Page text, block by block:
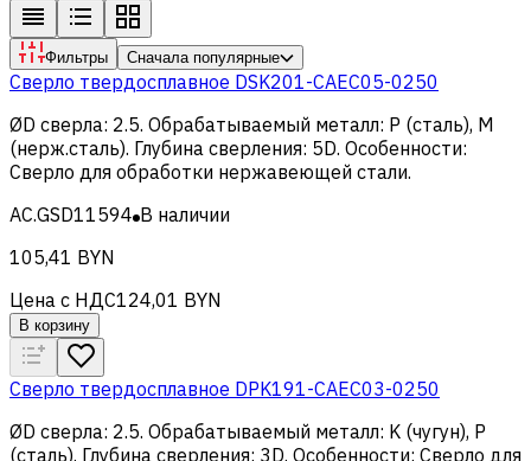
Фильтры Сначала популярные
Сверло твердосплавное DSK201-CAEC05-0250
ØD сверла: 2.5. Обрабатываемый металл: Р (сталь), M
(нерж.сталь). Глубина сверления: 5D. Особенности:
Сверло для обработки нержавеющей стали.
AC.GSD11594 В наличии
105,41 BYN
Цена с НДС124,01 BYN
В корзину
Сверло твердосплавное DPK191-CAEC03-0250
ØD сверла: 2.5. Обрабатываемый металл: K (чугун), Р
(сталь). Глубина сверления: 3D. Особенности: Сверло для